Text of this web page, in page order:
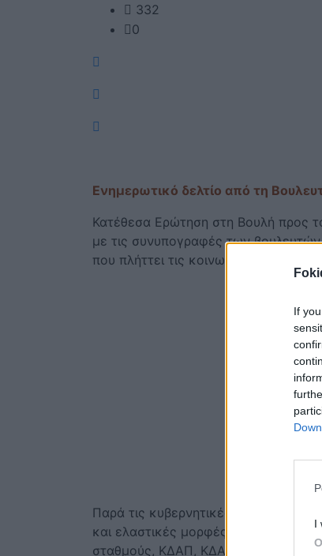
If
I
332
0
Ενημερωτικό δελτίο από τη
Κατέθεσα Ερώτηση στη Βουλή προς
με τις συνυπογραφές των
που πλήττει τις κοινωνικές
Παρά τις κυβερνητικές εξαγγελίες
και ελαστικές μορφές εργασίας
σταθμούς, ΚΔΑΠ, ΚΔΑΠ-ΜΕΑ, ΚΗΦΗ